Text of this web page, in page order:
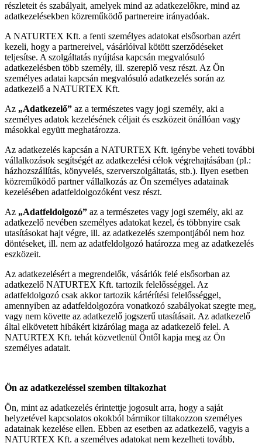
részleteit és szabályait, amelyek mind az adatkezelőkre, mind az
adatkezelésekben közreműködő partnereire irányadóak.
A NATURTEX Kft. a fenti személyes adatokat elsősorban azért
kezeli, hogy a partnereivel, vásárlóival kötött szerződéseket
teljesítse. A szolgáltatás nyújtása kapcsán megvalósuló
adatkezelésben több személy, ill. szereplő vesz részt. Az Ön
személyes adatai kapcsán megvalósuló adatkezelés során az
adatkezelő a NATURTEX Kft.
Az „Adatkezelő” az a természetes vagy jogi személy, aki a
személyes adatok kezelésének céljait és eszközeit önállóan vagy
másokkal együtt meghatározza.
Az adatkezelés kapcsán a NATURTEX Kft. igénybe veheti további
vállalkozások segítségét az adatkezelési célok végrehajtásában (pl.:
házhozszállítás, könyvelés, szerverszolgáltatás, stb.). Ilyen esetben
közreműködő partner vállalkozás az Ön személyes adatainak
kezelésében adatfeldolgozóként vesz részt.
Az „Adatfeldolgozó” az a természetes vagy jogi személy, aki az
adatkezelő nevében személyes adatokat kezel, és többnyire csak
utasításokat hajt végre, ill. az adatkezelés szempontjából nem hoz
döntéseket, ill. nem az adatfeldolgozó határozza meg az adatkezelés
eszközeit.
Az adatkezelésért a megrendelők, vásárlók felé elsősorban az
adatkezelő NATURTEX Kft. tartozik felelősséggel. Az
adatfeldolgozó csak akkor tartozik kártérítési felelősséggel,
amennyiben az adatfeldolgozóra vonatkozó szabályokat szegte meg,
vagy nem követte az adatkezelő jogszerű utasításait. Az adatkezelő
által elkövetett hibákért kizárólag maga az adatkezelő felel. A
NATURTEX Kft. tehát közvetlenül Öntől kapja meg az Ön
személyes adatait.
Ön az adatkezeléssel szemben tiltakozhat
Ön, mint az adatkezelés érintettje jogosult arra, hogy a saját
helyzetével kapcsolatos okokból bármikor tiltakozzon személyes
adatainak kezelése ellen. Ebben az esetben az adatkezelő, vagyis a
NATURTEX Kft. a személyes adatokat nem kezelheti tovább,